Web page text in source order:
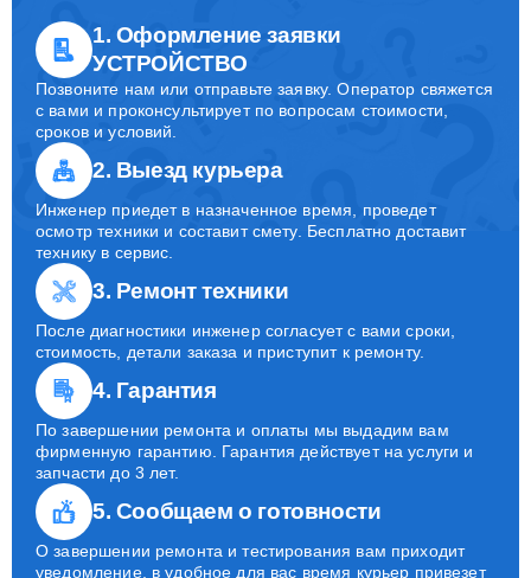
1. Оформление заявки
УСТРОЙСТВО
Позвоните нам или отправьте заявку. Оператор свяжется
с вами и проконсультирует по вопросам стоимости,
сроков и условий.
2. Выезд курьера
Инженер приедет в назначенное время, проведет
осмотр техники и составит смету. Бесплатно доставит
технику в сервис.
3. Ремонт техники
После диагностики инженер согласует с вами сроки,
стоимость, детали заказа и приступит к ремонту.
4. Гарантия
По завершении ремонта и оплаты мы выдадим вам
фирменную гарантию. Гарантия действует на услуги и
запчасти до 3 лет.
5. Сообщаем о готовности
О завершении ремонта и тестирования вам приходит
уведомление, в удобное для вас время курьер привезет